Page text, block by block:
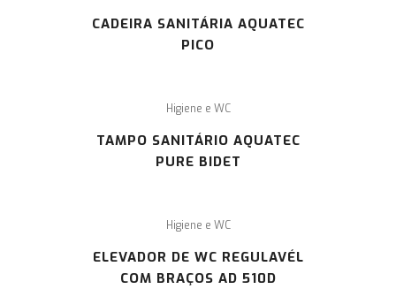
CADEIRA SANITÁRIA AQUATEC
PICO
Higiene e WC
TAMPO SANITÁRIO AQUATEC
PURE BIDET
Higiene e WC
ELEVADOR DE WC REGULAVÉL
COM BRAÇOS AD 510D